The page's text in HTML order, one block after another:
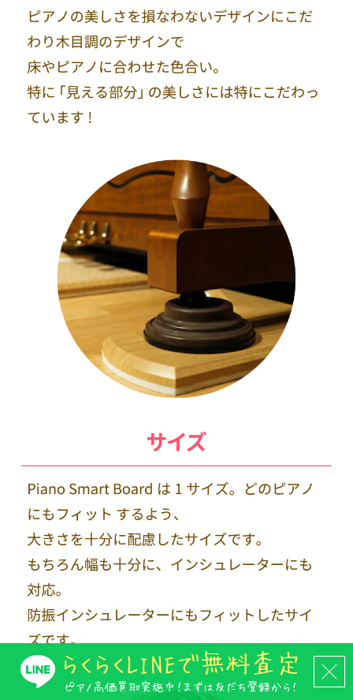
らくらくLINEで無料査定
ピアノ高価買取実施中！まずは友だち登録から！